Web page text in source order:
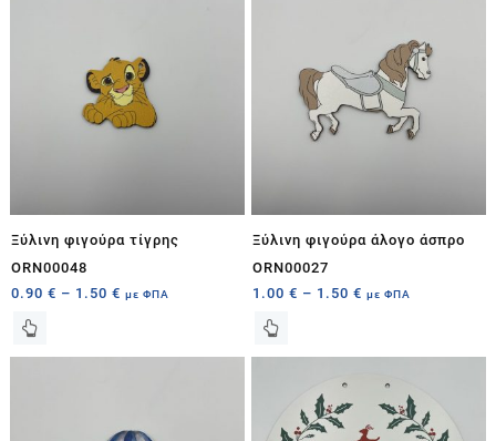
Ξύλινη φιγούρα τίγρης
ORN00048
0.90 € – 1.50 € με ΦΠΑ
Ξύλινη φιγούρα άλογο άσπρο
ORN00027
1.00€ – 1.50€ με ΦΠΑ